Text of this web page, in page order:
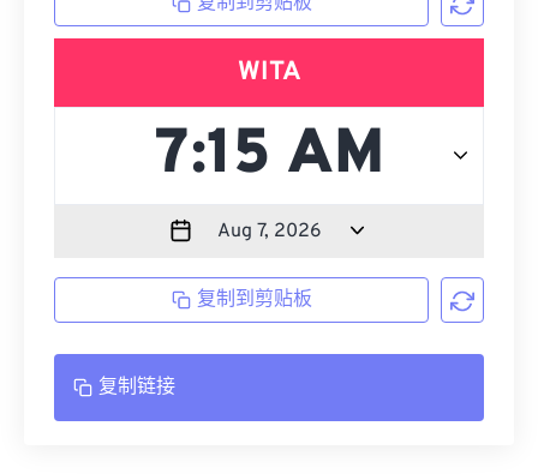
WITA
复制到剪贴板
复制链接